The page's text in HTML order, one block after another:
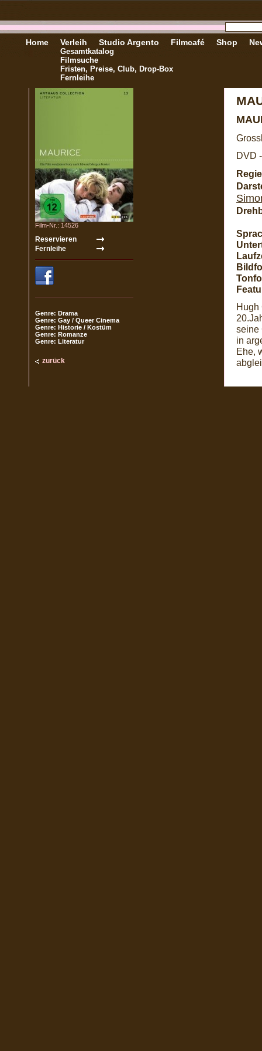
Home Verleih
Gesamtkatalog
Filmsuche
Fristen, Preise, Club, Drop-Box
Fernleihe
Studio Argento Filmcafé Shop
Film-Nr.: 14526
Genre: Drama
Genre: Gay / Queer Cinema
Genre: Historie / Kostüm
Genre: Romanze
Genre: Literatur
zurück
DVD
Hugh
seine
in
Ehe,